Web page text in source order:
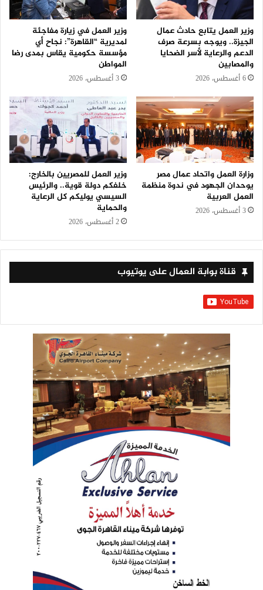
وزير العمل يتابع حادث عمال
الجيزة.. ويوجه بسرعة صرف
الدعم والرعاية لأسر الضحايا
والمصابين
6 أغسطس، 2026
وزير العمل في زيارة مفاجئة
لمديرية “القاهرة”: نجاح أي
مؤسسة حكومية يقاس بمدى رضا
المواطن
3 أغسطس، 2026
وزارة العمل واتحاد عمال مصر
يوحدان الجهود في ندوة منظمة
العمل العربية
3 أغسطس، 2026
وزير العمل للمصريين بالخارج:
خلفكم دولة قوية.. والرئيس
السيسي يوليكم كل الرعاية
والحماية
2 أغسطس، 2026
قناة بوابة العمال على يوتيوب